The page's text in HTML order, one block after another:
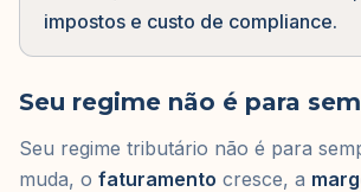
impostos e custo de compliance.
Seu regime não é para
Seu regime tributário não é para
muda, o faturamento cresce, a